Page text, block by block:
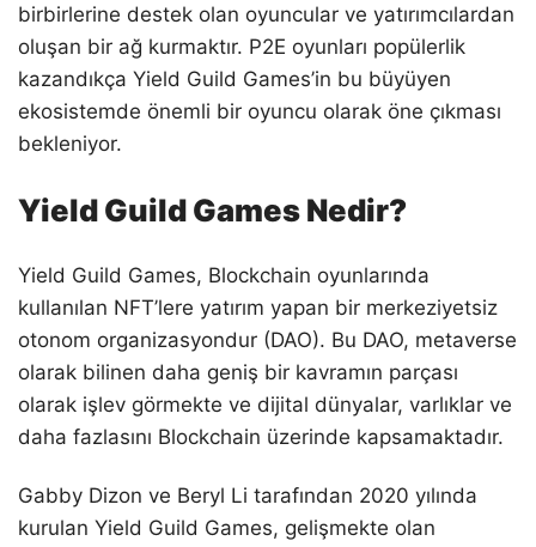
birbirlerine destek olan oyuncular ve yatırımcılardan
oluşan bir ağ kurmaktır. P2E oyunları popülerlik
kazandıkça Yield Guild Games’in bu büyüyen
ekosistemde önemli bir oyuncu olarak öne çıkması
bekleniyor.
Yield Guild Games Nedir?
Yield Guild Games, Blockchain oyunlarında
kullanılan NFT’lere yatırım yapan bir merkeziyetsiz
otonom organizasyondur (DAO). Bu DAO, metaverse
olarak bilinen daha geniş bir kavramın parçası
olarak işlev görmekte ve dijital dünyalar, varlıklar ve
daha fazlasını Blockchain üzerinde kapsamaktadır.
Gabby Dizon ve Beryl Li tarafından 2020 yılında
kurulan Yield Guild Games, gelişmekte olan